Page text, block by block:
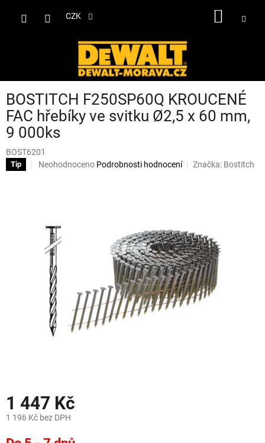
CZK
BOSTITCH F250SP60Q KROUCENÉ
FAC hřebíky ve svitku Ø2,5 x 60 mm,
9 000ks
BOST6201
Tip
Průměrné
hvězdiček.
Neohodnoceno Podrobnosti hodnocení Značka: Bostitch
1 447 Kč
1 196 Kč bez DPH